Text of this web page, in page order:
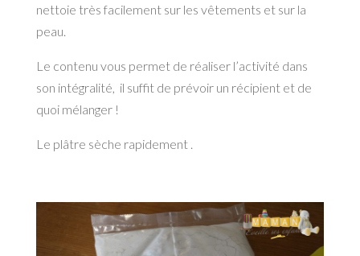
nettoie très facilement sur les vêtements et sur la
peau.
Le contenu vous permet de réaliser l’activité dans
son intégralité, il suffit de prévoir un récipient et de
quoi mélanger !
Le plâtre sèche rapidement .